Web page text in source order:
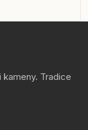
Tradice